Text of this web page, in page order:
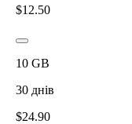
$12.50
10 GB
30 днів
$24.90